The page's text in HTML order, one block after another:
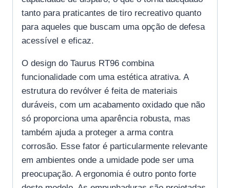
tanto para praticantes de tiro recreativo quanto
para aqueles que buscam uma opção de defesa
acessível e eficaz.
O design do Taurus RT96 combina
funcionalidade com uma estética atrativa. A
estrutura do revólver é feita de materiais
duráveis, com um acabamento oxidado que não
só proporciona uma aparência robusta, mas
também ajuda a proteger a arma contra
corrosão. Esse fator é particularmente relevante
em ambientes onde a umidade pode ser uma
preocupação. A ergonomia é outro ponto forte